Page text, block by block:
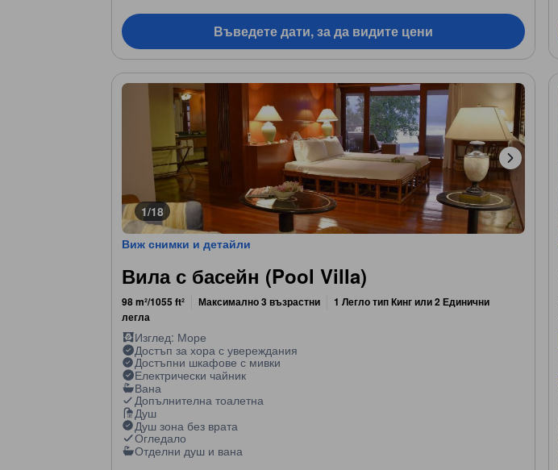
Въведете дати, за да видите цени
1/18
Виж снимки и детайли
Вила с басейн (Pool Villa)
98 m²/1055 ft² Максимално 3 възрастни
1 Легло тип Кинг или 2 Единични
легла
Изглед: Море
Достъп за хора с увереждания
Достъпни шкафове с мивки
Електрически чайник
Вана
Допълнителна тоалетна
Душ
Душ зона без врата
Огледало
Отделни душ и вана